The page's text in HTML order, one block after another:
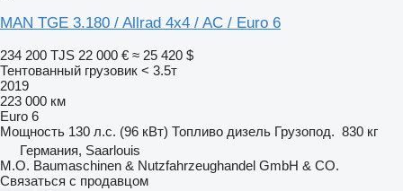
MAN TGE 3.180 / Allrad 4x4 / AC / Euro 6
234 200 TJS 22 000 € ≈ 25 420 $
Тентованный грузовик < 3.5т
2019
223 000 км
Euro 6
Мощность 130 л.с. (96 кВт) Топливо дизель Грузопод. 830 кг
Германия, Saarlouis
M.O. Baumaschinen & Nutzfahrzeughandel GmbH & CO.
Связаться с продавцом